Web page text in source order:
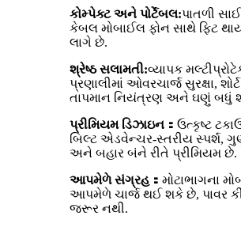
કોમ્પેક્ટ અને પોર્ટેબલ:પાતળી
કેબલ મોબાઈલ ફોન સાથે ફિટ
લાગે છે.
શ્રેષ્ઠ સલામતી:વ્યાપક
પ્રણાલીમાં ઓવરચાર્જ સુરક્ષા, શોર્ટ
તાપમાન નિયંત્રણ અને ઘણું બધું
પ્રીમિયમ ડિઝાઇન ： ઉત્કૃષ્ટ
બિલ્ટ એડવેન્ચર-સ્તરીય સ્પર્શ,
અને બહાર બંને રીતે પ્રીમિયમ છે.
આપમેળે સંગ્રહ ： મોટાભાગના
આપમેળે ચાર્જ થઈ શકે છે, પાવર કી
જરૂર નથી.